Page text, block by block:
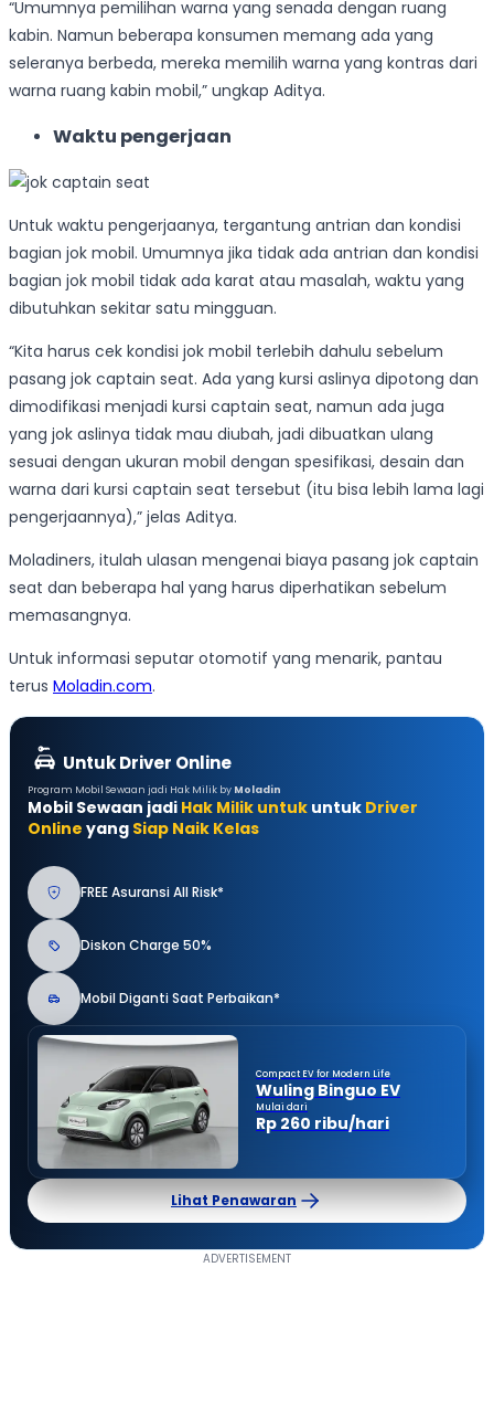
“Umumnya pemilihan warna yang senada dengan ruang
kabin. Namun beberapa konsumen memang ada yang
seleranya berbeda, mereka memilih warna yang kontras dari
warna ruang kabin mobil,” ungkap Aditya.
Waktu pengerjaan
Untuk waktu pengerjaanya, tergantung antrian dan kondisi
bagian jok mobil. Umumnya jika tidak ada antrian dan kondisi
bagian jok mobil tidak ada karat atau masalah, waktu yang
dibutuhkan sekitar satu mingguan.
“Kita harus cek kondisi jok mobil terlebih dahulu sebelum
pasang jok captain seat. Ada yang kursi aslinya dipotong dan
dimodifikasi menjadi kursi captain seat, namun ada juga
yang jok aslinya tidak mau diubah, jadi dibuatkan ulang
sesuai dengan ukuran mobil dengan spesifikasi, desain dan
warna dari kursi captain seat tersebut (itu bisa lebih lama lagi
pengerjaannya),” jelas Aditya.
Moladiners, itulah ulasan mengenai biaya pasang jok captain
seat dan beberapa hal yang harus diperhatikan sebelum
memasangnya.
Untuk informasi seputar otomotif yang menarik, pantau
terus Moladin.com.
Untuk Driver Online
Program Mobil Sewaan jadi Hak Milik by Moladin
Mobil Sewaan jadi Hak Milik untuk untuk Driver
Online yang Siap Naik Kelas
FREE Asuransi All Risk*
Diskon Charge 50%
Mobil Diganti Saat Perbaikan*
Compact EV for Modern Life
Wuling Binguo EV
Mulai dari
Rp 260 ribu/hari
Lihat Penawaran